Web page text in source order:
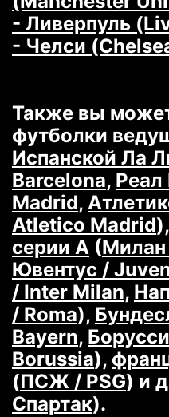
- Ливерпуль
- Челси
Также вы
футболки
Испанской Ла
Barcelona, Реал
Madrid,
Atletico Madrid),
серии А (Милан
Ювентус /
/ Inter Milan,
/ Roma),
Bayern,
Borussia),
(ПСЖ / PSG) и
Спартак).